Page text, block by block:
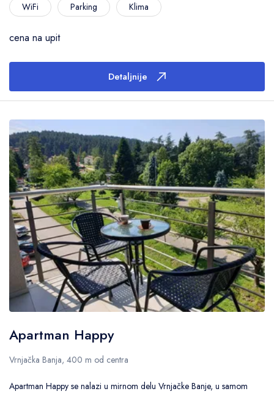
WiFi Parking Klima
cena na upit
Detaljnije
Apartman Happy
Vrnjačka Banja, 400 m od centra
Apartman Happy se nalazi u mirnom delu Vrnjačke Banje, u samom